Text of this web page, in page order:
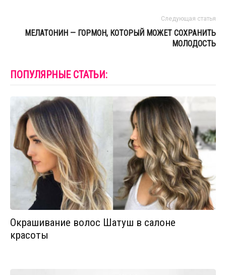
Следующая статья
МЕЛАТОНИН — ГОРМОН, КОТОРЫЙ МОЖЕТ СОХРАНИТЬ
МОЛОДОСТЬ
ПОПУЛЯРНЫЕ СТАТЬИ:
Окрашивание волос Шатуш в салоне
красоты